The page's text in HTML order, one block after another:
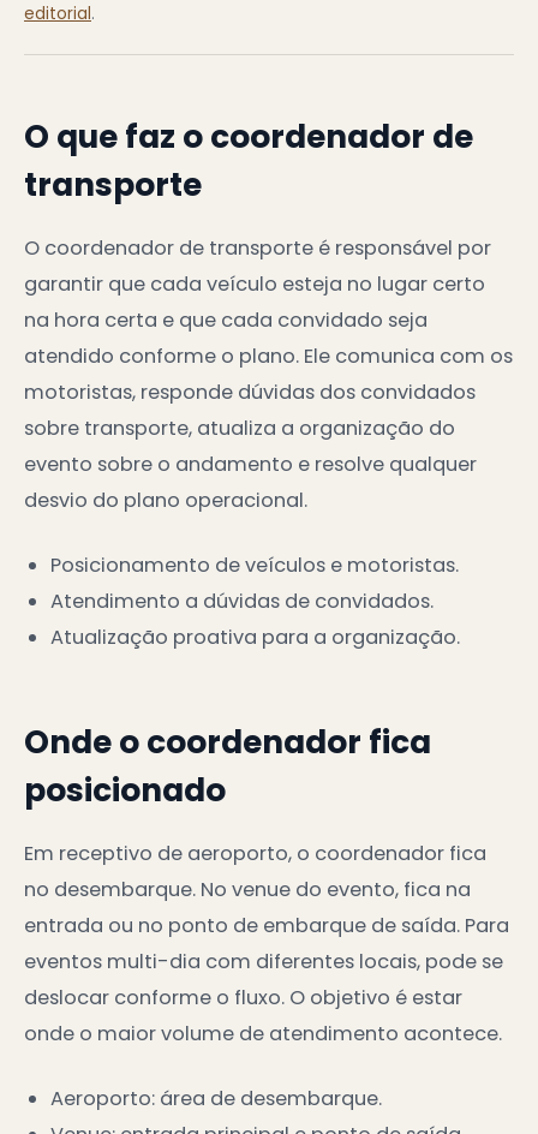
editorial.
O que faz o coordenador de
transporte
O coordenador de transporte é responsável por
garantir que cada veículo esteja no lugar certo
na hora certa e que cada convidado seja
atendido conforme o plano. Ele comunica com os
motoristas, responde dúvidas dos convidados
sobre transporte, atualiza a organização do
evento sobre o andamento e resolve qualquer
desvio do plano operacional.
Posicionamento de veículos e motoristas.
Atendimento a dúvidas de convidados.
Atualização proativa para a organização.
Onde o coordenador fica
posicionado
Em receptivo de aeroporto, o coordenador fica
no desembarque. No venue do evento, fica na
entrada ou no ponto de embarque de saída. Para
eventos multi-dia com diferentes locais, pode se
deslocar conforme o fluxo. O objetivo é estar
onde o maior volume de atendimento acontece.
Aeroporto: área de desembarque.